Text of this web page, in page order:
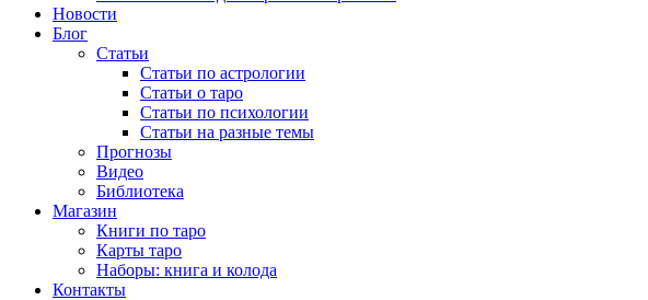
Новости
Блог
Статьи
Статьи по астрологии
Статьи о таро
Статьи по психологии
Статьи на разные темы
Прогнозы
Видео
Библиотека
Магазин
Книги по таро
Карты таро
Наборы: книга и колода
Контакты